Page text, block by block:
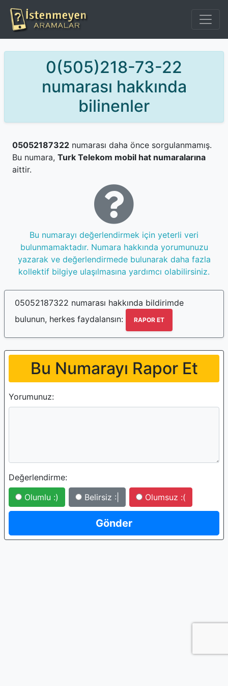
0(505)218-73-22
numarası hakkında
bilinenler
05052187322 numarası daha önce sorgulanmamış.
Bu numara, Turk Telekom mobil hat numaralarına
aittir.
Bu numarayı değerlendirmek için yeterli veri
bulunmamaktadır. Numara hakkında yorumunuzu
yazarak ve değerlendirmede bulunarak daha fazla
kollektif bilgiye ulaşılmasına yardımcı olabilirsiniz.
05052187322 numarası hakkında bildirimde
bulunun, herkes faydalansın:
RAPOR ET
Bu Numarayı Rapor Et
Yorumunuz:
Değerlendirme:
Olumlu :)
Belirsiz :| Olumsuz :(